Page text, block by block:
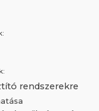
rendszerekre